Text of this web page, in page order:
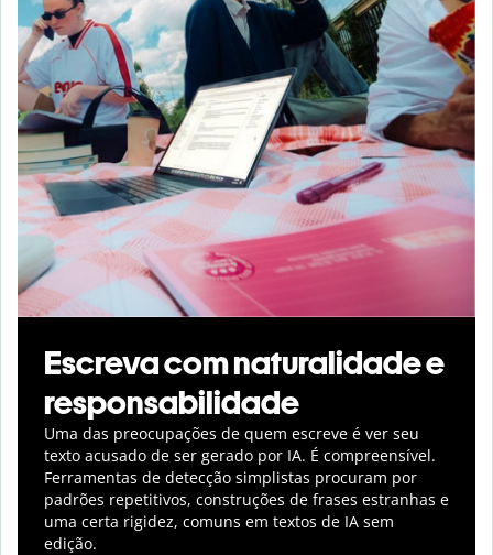
Escreva com naturalidade e
responsabilidade
Uma das preocupações de quem escreve é ver seu
texto acusado de ser gerado por IA. É compreensível.
Ferramentas de detecção simplistas procuram por
padrões repetitivos, construções de frases estranhas e
uma certa rigidez, comuns em textos de IA sem
edição.